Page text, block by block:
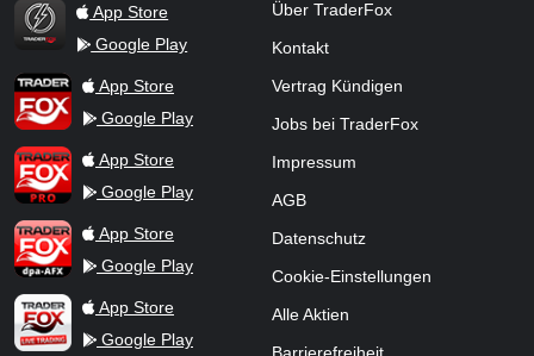
TraderFox Flash
App Store
Google Play
TraderFox AppApp Store
Google Play
TraderFox ProApp Store
Google Play
TraderFox dpa-AFX ProFeed
App Store
Google Play
TraderFox Live Trading
App Store
Google Play
Über TraderFox
Kontakt
Vertrag Kündigen
Jobs bei TraderFox
Impressum
AGB
Datenschutz
Cookie-Einstellungen
Alle Aktien